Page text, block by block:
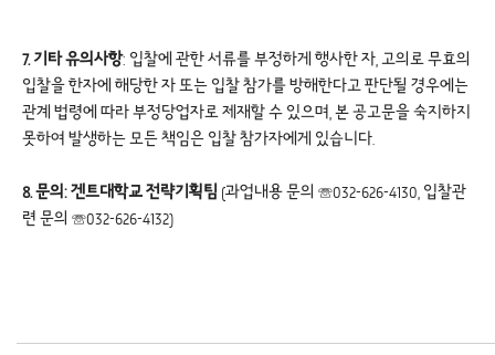
7. 기타 유의사항: 입찰에 관한 서류를 부정하게 행사한 자, 고의로 무효의
입찰을 한자에 해당한 자 또는 입찰 참가를 방해한다고 판단될 경우에는
관계 법령에 따라 부정당업자로 제재할 수 있으며, 본 공고문을 숙지하지
못하여 발생하는 모든 책임은 입찰 참가자에게 있습니다.
8. 문의: 겐트대학교 전략기획팀 (과업내용 문의 ☏032-626-4130, 입찰관
련 문의 ☏032-626-4132)